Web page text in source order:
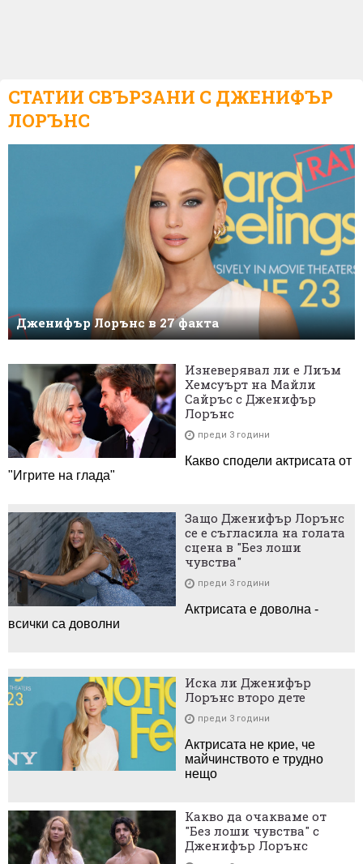
СТАТИИ СВЪРЗАНИ С ДЖЕНИФЪР
ЛОРЪНС
Дженифър Лорънс в 27 факта
Изневерявал ли е Лиъм
Хемсуърт на Майли
Сайръс с Дженифър
Лорънс
преди 3 години
Какво сподели актрисата от
"Игрите на глада"
Защо Дженифър Лорънс
се е съгласила на голата
сцена в "Без лоши
чувства"
преди 3 години
Актрисата е доволна -
всички са доволни
Иска ли Дженифър
Лорънс второ дете
преди 3 години
Актрисата не крие, че
майчинството е трудно
нещо
Какво да очакваме от
"Без лоши чувства" с
Дженифър Лорънс